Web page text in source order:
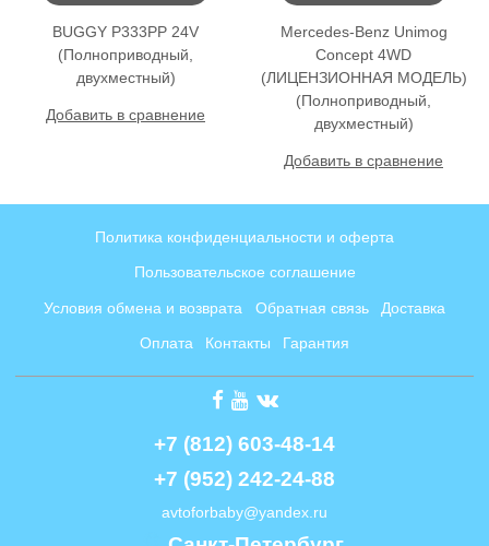
BUGGY P333PP 24V
(Полноприводный,
двухместный)
Добавить в сравнение
Mercedes-Benz Unimog
Concept 4WD
(ЛИЦЕНЗИОННАЯ МОДЕЛЬ)
(Полноприводный,
двухместный)
Добавить в сравнение
Политика конфиденциальности и оферта
Пользовательское соглашение
Условия обмена и возврата Обратная связь Доставка
Оплата Контакты Гарантия
+7 (812) 603-48-14
+7 (952) 242-24-88
avtoforbaby@yandex.ru